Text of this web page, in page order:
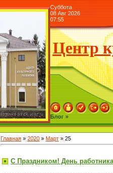
Суббота
08 Авг 2026
07:55
Центр
Блог »
Главная » 2020 » Март » 25
С Праздником! День